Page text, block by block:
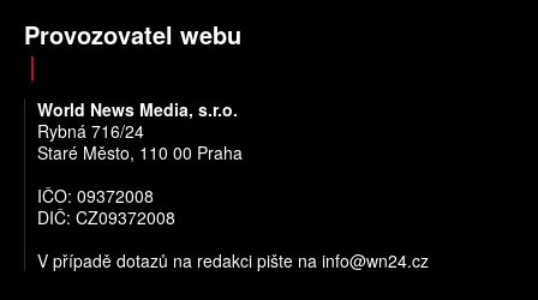
Provozovatel webu
World News Media, s.r.o.
Rybná 716/24
Staré Město, 110 00 Praha
IČO: 09372008
DIČ: CZ09372008
V případě dotazů na redakci pište na info@wn24.cz